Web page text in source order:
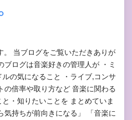
。 当ブログをご覧いただきありが
ブログは音楽好きの管理人が ・ミ
ルの気になること ・ライブ,コンサ
の倍率や取り方など 音楽に関わる
・知りたいことを まとめていま
気持ちが前向きになる」 「音楽に